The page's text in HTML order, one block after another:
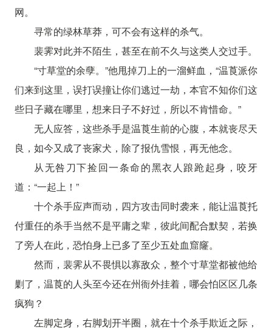
网。
寻常的绿林草莽，可不会有这样的杀气。
裴霁对此并不陌生，甚至在前不久与这类人交过手。
“寸草堂的余孽。”他甩掉刀上的一溜鲜血，“温莨派你
们来到这里，误打误撞让你们逃过一劫，本官不知你们这
些日子藏在哪里，想来日子不好过，所以不肯惜命。”
无人应答，这些杀手是温莨生前的心腹，本就丧尽天
良，如今又成了丧家犬，除了报仇雪恨，再无他念。
从无咎刀下捡回一条命的黑衣人踉跄起身，咬牙
道：“一起上！”
十个杀手应声而动，四方攻击同时袭来，能让温莨托
付重任的杀手当然不是平庸之辈，彼此间配合默契，若换
了旁人在此，恐怕身上已多了至少五处血窟窿。
然而，裴霁从不畏惧以寡敌众，整个寸草堂都被他给
剿了，温莨的人头至今还在州衙外挂着，哪会怕区区几条
疯狗？
左脚定身，右脚划开半圈，就在十个杀手欺近之际，